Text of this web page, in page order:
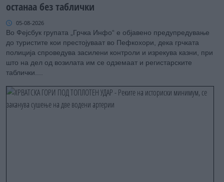
останаа без таблички
05-08-2026
Во Фејсбук групата „Грчка Инфо“ е објавено предупредување
до туристите кои престојуваат во Пефкохори, дека грчката
полиција спроведува засилени контроли и изрекува казни, при
што на дел од возилата им се одземаат и регистарските
таблички....